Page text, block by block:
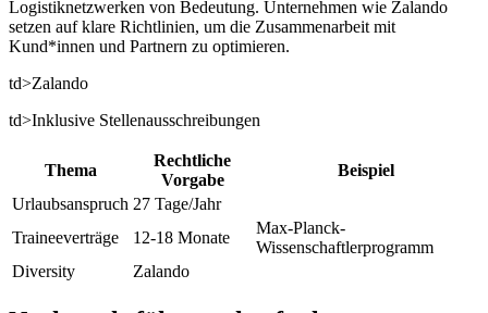
Logistiknetzwerken von Bedeutung. Unternehmen wie Zalando
setzen auf klare Richtlinien, um die Zusammenarbeit mit
Kund*innen und Partnern zu optimieren.
td>Zalando
td>Inklusive Stellenausschreibungen
Thema
Rechtliche
Vorgabe
Beispiel
Urlaubsanspruch 27 Tage/Jahr
Traineeverträge
12-18 Monate
Max-Planck-
Wissenschaftlerprogramm
Diversity
Zalando